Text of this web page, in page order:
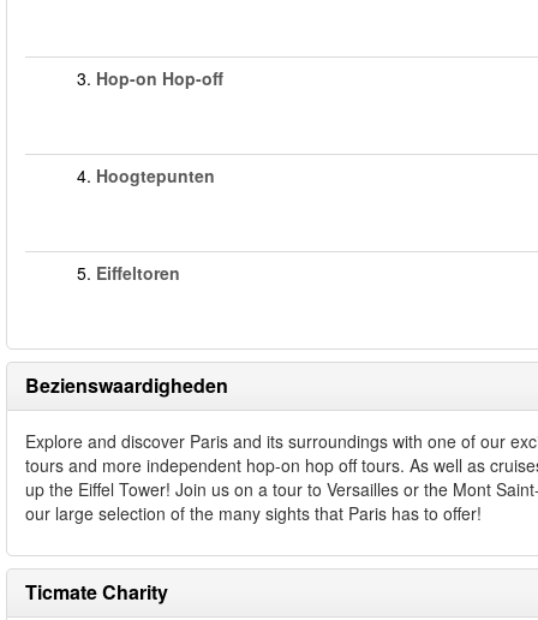
3. Hop-on Hop-off
4. Hoogtepunten
5. Eiffeltoren
Bezienswaardigheden
Explore and discover Paris and its surroundings with one of our
tours and more independent hop-on hop off tours. As well as
up the Eiffel Tower! Join us on a tour to Versailles or the Mont
our large selection of the many sights that Paris has to offer!
Ticmate Charity